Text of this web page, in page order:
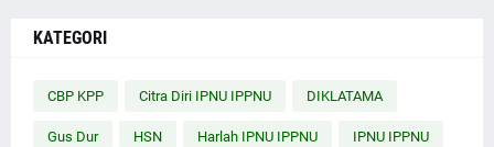
KATEGORI
CBP KPP Citra Diri IPNU IPPNU DIKLATAMA
Gus Dur HSN Harlah IPNU IPPNU IPNU IPPNU